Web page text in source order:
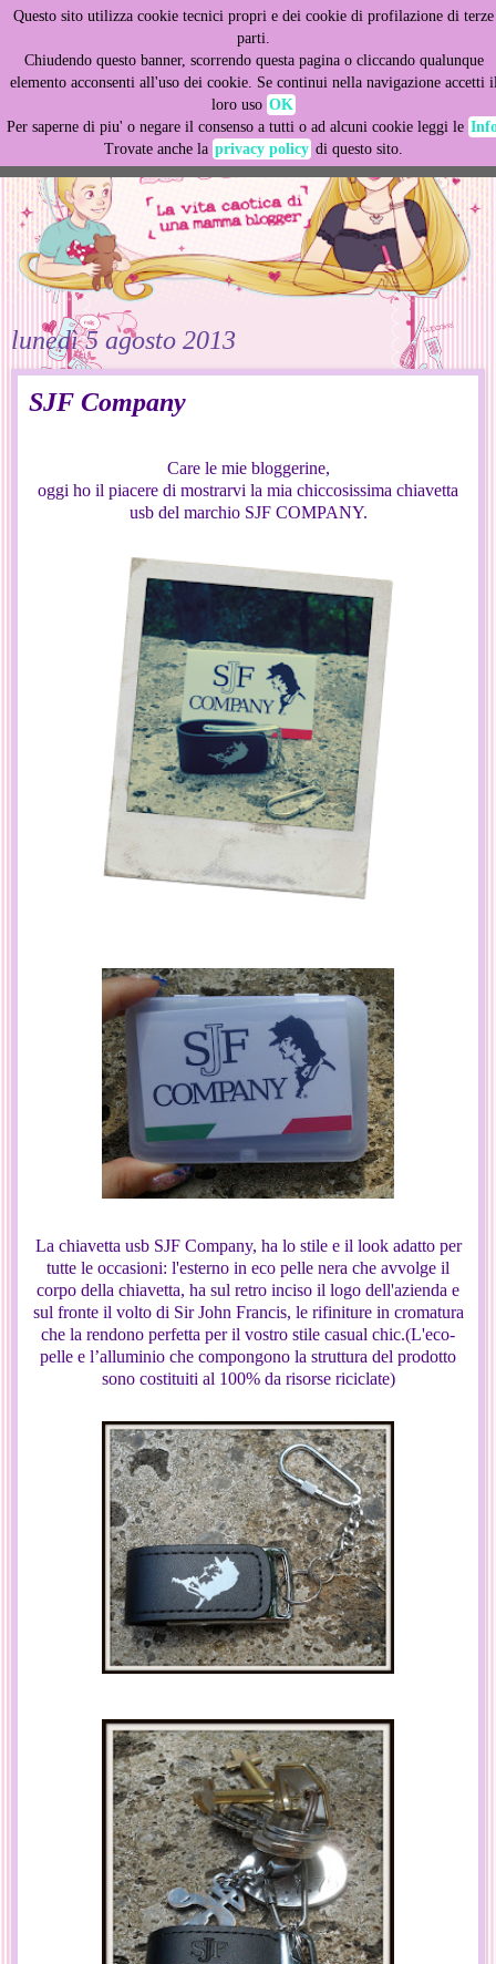
Questo sito utilizza cookie tecnici propri e dei cookie di profilazione di terze
parti.
Chiudendo questo banner, scorrendo questa pagina o cliccando qualunque
elemento acconsenti all'uso dei cookie. Se continui nella navigazione accetti
loro uso OK
Per saperne di piu' o negare il consenso a tutti o ad alcuni cookie leggi le
Trovate anche la privacy policy di questo sito.
lunedì 5 agosto 2013
SJF Company
Care le mie bloggerine,
oggi ho il piacere di mostrarvi la mia chiccosissima chiavetta
usb del marchio SJF COMPANY.
La chiavetta usb SJF Company, ha lo stile e il look adatto per
tutte le occasioni: l'esterno in eco pelle nera che avvolge il
corpo della chiavetta, ha sul retro inciso il logo dell'azienda e
sul fronte il volto di Sir John Francis, le rifiniture in cromatura
che la rendono perfetta per il vostro stile casual chic.(L'eco-
pelle e l’alluminio che compongono la struttura del prodotto
sono costituiti al 100% da risorse riciclate)
This site uses cookies from Google to deliver its services
and to analyze traffic. Your IP address and user-agent are
shared with Google along with performance and security
metrics to ensure quality of service, generate usage
statistics, and to detect and address abuse.
LEARN MORE GOT IT